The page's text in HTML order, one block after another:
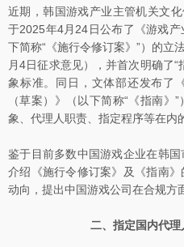
近期，韩国游戏产业主管机关文化
于2025年4月24日公布了《游戏
下简称“《施行令修订案》”）的立
月4日征求意见），并首次明确了
象标准。同日，文体部还发布了
（草案）》（以下简称“《指南
象、代理人职责、指定程序等在内
鉴于目前多数中国游戏企业在韩
介绍《施行令修订案》及《指南
动向，提出中国游戏公司在合规方
二、指定国内代